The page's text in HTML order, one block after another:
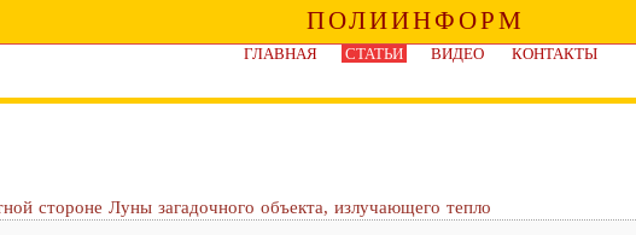
ПОЛИИНФОРМ
ГЛАВНАЯ СТАТЬИ ВИДЕО
КОНТАКТЫ
стороне Луны загадочного объекта, излучающего тепло